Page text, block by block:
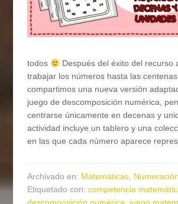
todos
Después del éxito del recurso
trabajar los números hasta las
compartimos una nueva versión
juego de descomposición numérica,
centrarse únicamente en decenas y
actividad incluye un tablero y una
en las que cada número aparece
Archivado en: Matemáticas, Numeración
Etiquetado con:competencia